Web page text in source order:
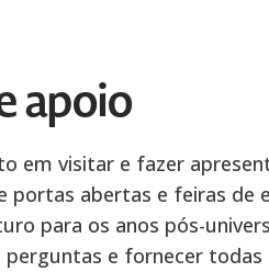
apoio
em visitar e fazer
portas abertas e feiras de
para os anos pós-
perguntas e fornecer